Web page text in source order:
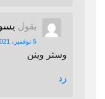
يقول
5 نوفمبر، 2021 الساعة 10:21 م
وستر وينن
رد